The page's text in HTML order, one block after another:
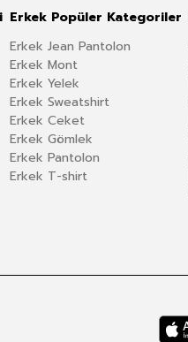
Erkek Popüler Kategoriler
Erkek Jean Pantolon
Erkek Mont
Erkek Yelek
Erkek Sweatshirt
Erkek Ceket
Erkek Gömlek
Erkek Pantolon
Erkek T-shirt